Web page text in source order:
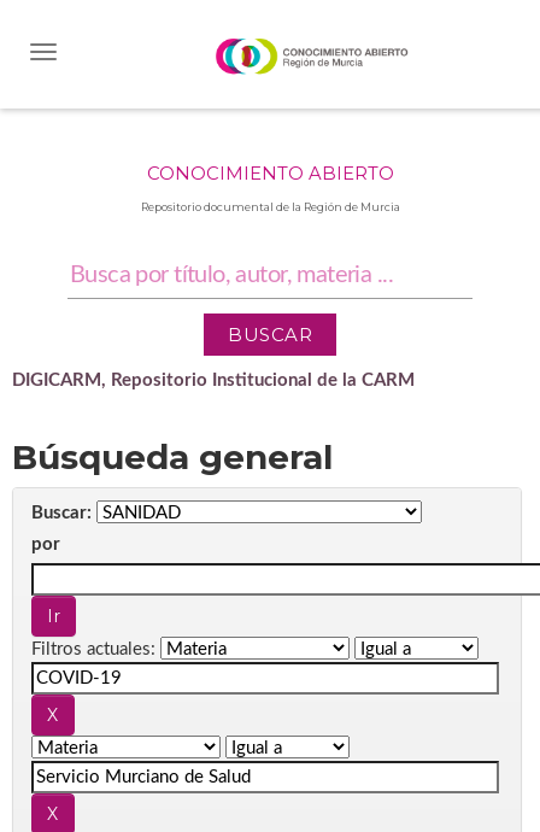
CONOCIMIENTO ABIERTO
Repositorio documental de la Región de Murcia
DIGICARM, Repositorio Institucional de la CARM
Búsqueda general
Buscar:
por
Filtros actuales: